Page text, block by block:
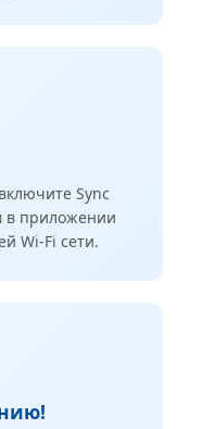
Sync
в приложении
Wi-Fi сети.